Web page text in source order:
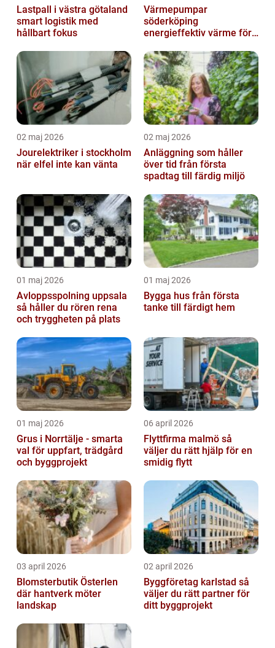
Lastpall i västra götaland
smart logistik med
hållbart fokus
Värmepumpar
söderköping
energieffektiv värme för
02 maj 2026
Jourelektriker i stockholm
när elfel inte kan vänta
02 maj 2026
Anläggning som håller
över tid från första
spadtag till färdig miljö
01 maj 2026
Avloppsspolning uppsala
så håller du rören rena
och tryggheten på plats
01 maj 2026
Bygga hus från första
tanke till färdigt hem
01 maj 2026
Grus i Norrtälje - smarta
val för uppfart, trädgård
och byggprojekt
06 april 2026
Flyttfirma malmö så
väljer du rätt hjälp för en
smidig flytt
03 april 2026
Blomsterbutik Österlen
där hantverk möter
landskap
02 april 2026
Byggföretag karlstad så
väljer du rätt partner för
ditt byggprojekt